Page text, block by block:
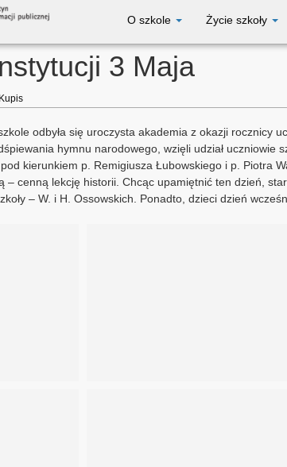
O szkole Życie szkoły
3 Maja
odbyła się uroczysta akademia z okazji rocznicy
hymnu narodowego, wzięli udział uczniowie
kierunkiem p. Remigiusza Łubowskiego i p. Piotra
– cenną lekcję historii. Chcąc upamiętnić ten dzień,
– W. i H. Ossowskich. Ponadto, dzieci dzień